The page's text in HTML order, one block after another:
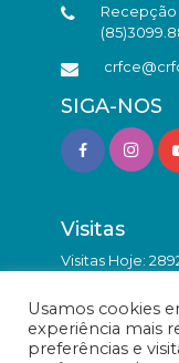
SIGA-NOS
Visitas
Visitas Hoje:
Usamos cookies
experiência mais
preferências e